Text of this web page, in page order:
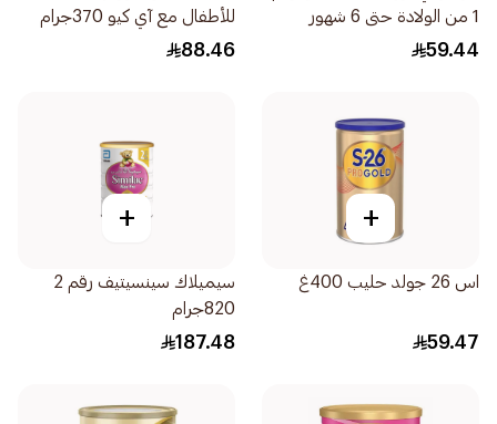
1 من الولادة حتى 6 شهور
400جرام
59.44
للأطفال مع آي كيو 370جرام
88.46
+
اس 26 جولد حليب 400غ
59.47
+
سيميلاك سينسيتيف رقم 2
820جرام
187.48